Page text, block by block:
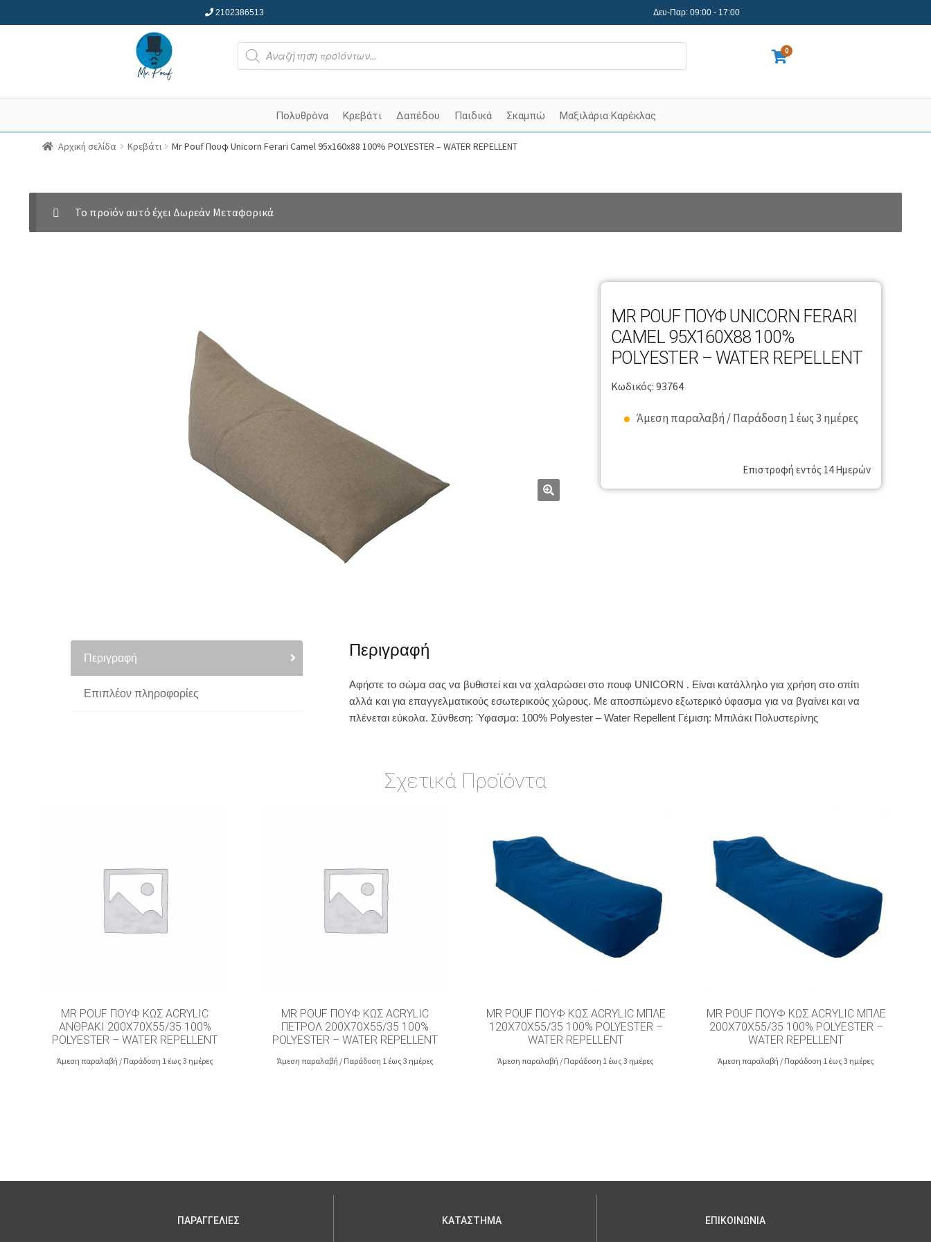
2102386513 Δευ-Παρ: 09:00 - 17:00
Products
search
0
Πολυθρόνα Κρεβάτι Δαπέδου Παιδικά Σκαμπώ Μαξιλάρια Καρέκλας
Αρχική σελίδα Κρεβάτι Mr Pouf Πουφ Unicorn Ferari Camel 95x160x88 100% POLYESTER – WATER REPELLENT
Το προϊόν αυτό έχει Δωρεάν Μεταφορικά
MR POUF ΠΟΥΦ UNICORN FERARI
CAMEL 95X160X88 100%
POLYESTER – WATER REPELLENT
Κωδικός: 93764
Άμεση παραλαβή / Παράδοση 1 έως 3 ημέρες
Επιστροφή εντός 14 Ημερών
Περιγραφή
Επιπλέον πληροφορίες
Περιγραφή
Αφήστε το σώμα σας να βυθιστεί και να χαλαρώσει στο πουφ UNICORN . Είναι κατάλληλο για χρήση στο σπίτι
αλλά και για επαγγελματικούς εσωτερικούς χώρους. Με αποσπώμενο εξωτερικό ύφασμα για να βγαίνει και να
πλένεται εύκολα. Σύνθεση: Ύφασμα: 100% Polyester – Water Repellent Γέμιση: Μπιλάκι Πολυστερίνης
Σχετικά Προϊόντα
MR POUF ΠΟΥΦ ΚΩΣ ACRYLIC
ΑΝΘΡΑΚΊ 200X70X55/35 100%
POLYESTER – WATER REPELLENT
Άμεση παραλαβή / Παράδοση 1 έως 3 ημέρες
MR POUF ΠΟΥΦ ΚΩΣ ACRYLIC
ΠΕΤΡΌΛ 200X70X55/35 100%
POLYESTER – WATER REPELLENT
Άμεση παραλαβή / Παράδοση 1 έως 3 ημέρες
MR POUF ΠΟΥΦ ΚΩΣ ACRYLIC ΜΠΛΕ
120X70X55/35 100% POLYESTER –
WATER REPELLENT
Άμεση παραλαβή / Παράδοση 1 έως 3 ημέρες
MR POUF ΠΟΥΦ ΚΩΣ ACRYLIC ΜΠΛΕ
200X70X55/35 100% POLYESTER –
WATER REPELLENT
Άμεση παραλαβή / Παράδοση 1 έως 3 ημέρες
ΠΑΡΑΓΓΕΛΙΕΣ ΚΑΤΑΣΤΗΜΑ ΕΠΙΚΟΙΝΩΝΙΑ